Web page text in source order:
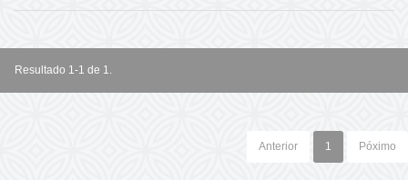
Resultado 1-1 de 1.
Anterior 1 Póximo